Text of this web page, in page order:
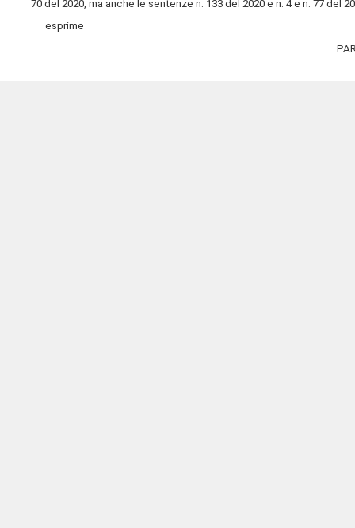
70 del 2020, ma anche le sentenze n. 133 del 2020 e n. 4 e n. 77 del
esprime